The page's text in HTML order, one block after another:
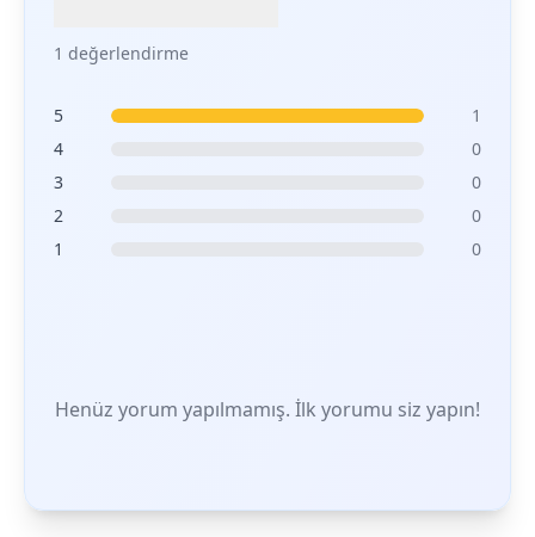
1 değerlendirme
5
1
4
0
3
0
2
0
1
0
Henüz yorum yapılmamış. İlk yorumu siz yapın!